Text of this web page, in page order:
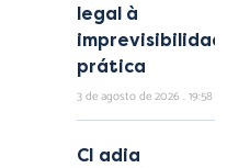
legal à
imprevisibilidade
prática
3 de agosto de 2026 19:58
CI adia